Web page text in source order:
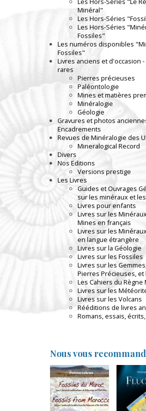
Minéral"
Les Hors-Séries
Les Hors-Séries
Fossiles"
Les numéros disponibles
Fossiles"
Livres anciens et d'occasion -
rares
Pierres précieuses
Paléontologie
Mines et matières
Minéralogie
Géologie
Gravures et photos
Encadrements
Revues de Minéralogie des
Mineralogical Record
Divers
Nos Editions
Versions prestige
Les Livres
Guides et Ouvrages
sur les minéraux et
Livres pour enfants
Livres sur les
Mines en français
Livres sur les
en langue étrangère
Livres sur la Géologie
Livres sur les Fossiles
Livres sur les
Pierres Précieuses, et
Les Cahiers du Règne
Livres sur les
Livres sur les Volcans
Rééditions de livres
Romans, essais, écrits,
Nous vous